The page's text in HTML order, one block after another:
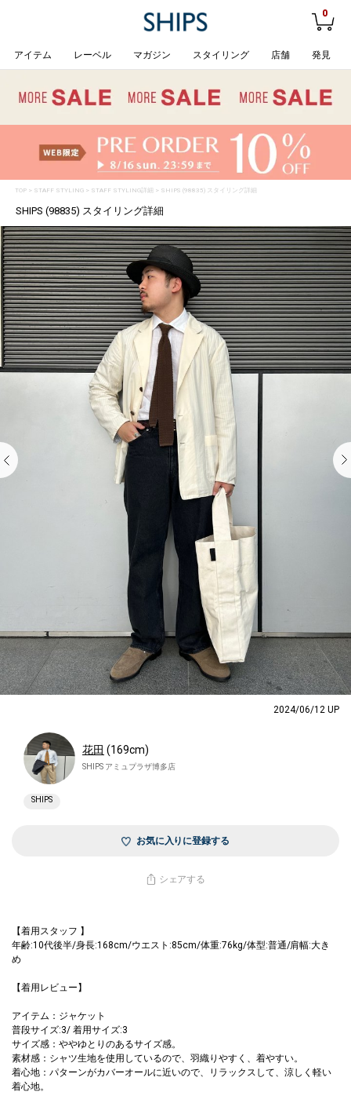
0
アイテム レーベル マガジン スタイリング 店舗 発見
TOP> STAFF STYLING> STAFF STYLING詳細 > SHIPS (98835) スタイリング詳細
SHIPS (98835) スタイリング詳細
2024/06/12 UP
花田 (169cm)
SHIPS アミュプラザ博多店
SHIPS
お気に入りに登録する
シェアする
【着用スタッフ 】
年齢:10代後半/身長:168cm/ウエスト:85cm/体重:76kg/体型:普通/肩幅:大き
め
【着用レビュー】
アイテム：ジャケット
普段サイズ:3/ 着用サイズ:3
サイズ感：ややゆとりのあるサイズ感。
素材感：シャツ生地を使用しているので、羽織りやすく、着やすい。
着心地：パターンがカバーオールに近いので、リラックスして、涼しく軽い
着心地。